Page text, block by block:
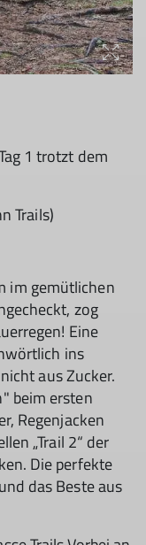
1 trotzt dem
Trails)
im gemütlichen
zog
Eine
ins
aus Zucker.
beim ersten
Regenjacken
„Trail 2“ der
Die perfekte
das Beste aus